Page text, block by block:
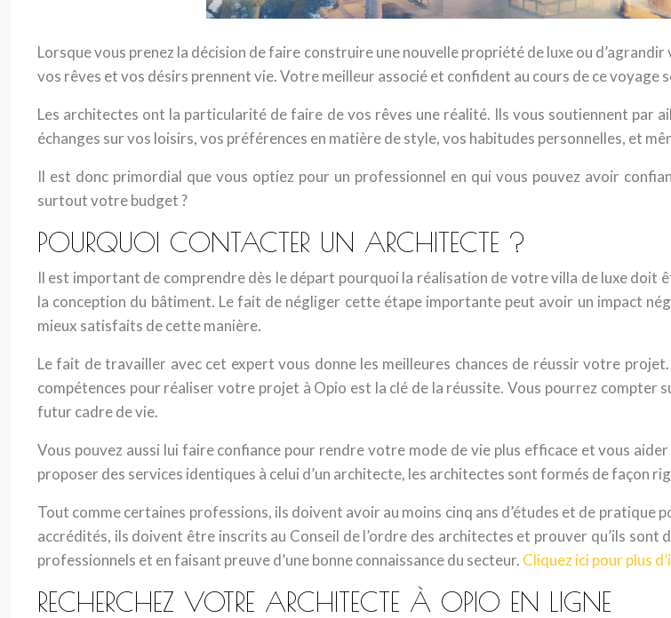
Lorsque vous prenez la décision de faire construire une nouvelle propriété de luxe ou
vos rêves et vos désirs prennent vie. Votre meilleur associé et confident au cours de ce voyage
Les architectes ont la particularité de faire de vos rêves une réalité. Ils vous soutiennent par
échanges sur vos loisirs, vos préférences en matière de style, vos habitudes personnelles, et
Il est donc primordial que vous optiez pour un professionnel en qui vous pouvez avoir
surtout votre budget ?
POURQUOI CONTACTER UN ARCHITECTE ?
Il est important de comprendre dès le départ pourquoi la réalisation de votre villa de luxe doit
la conception du bâtiment. Le fait de négliger cette étape importante peut avoir un impact
mieux satisfaits de cette manière.
Le fait de travailler avec cet expert vous donne les meilleures chances de réussir votre
compétences pour réaliser votre projet à Opio est la clé de la réussite. Vous pourrez
futur cadre de vie.
Vous pouvez aussi lui faire confiance pour rendre votre mode de vie plus efficace et vous
proposer des services identiques à celui d’un architecte, les architectes sont formés de façon
Tout comme certaines professions, ils doivent avoir au moins cinq ans d’études et de pratique
accrédités, ils doivent être inscrits au Conseil de l’ordre des architectes et prouver qu’ils
professionnels et en faisant preuve d’une bonne connaissance du secteur. Cliquez ici pour plus
RECHERCHEZ VOTRE ARCHITECTE À OPIO EN LIGNE